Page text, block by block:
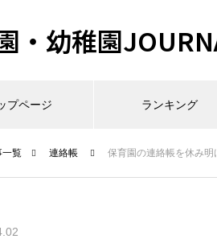
・幼稚園
プページ ランキング
一覧 連絡帳 保育園の連絡帳を休み